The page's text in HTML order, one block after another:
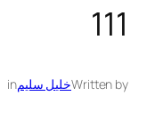
111
Written byخليل سليمin